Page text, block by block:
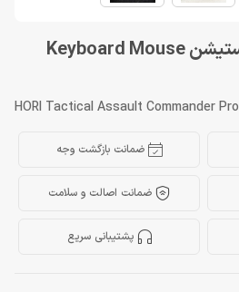
ماوس و کیبورد پلی استیشن Keyboard Mouse
HORI Tactical Assault Commander Pro
ضمانت بازگشت وجه
ضمانت اصالت و سلامت
پشتیبانی سریع